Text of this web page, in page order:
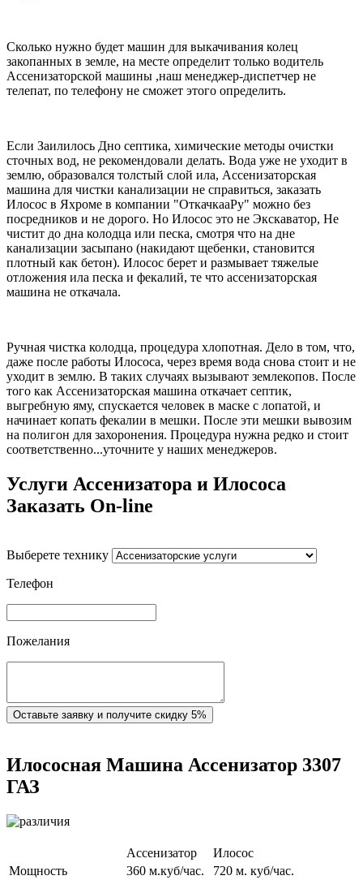
Сколько нужно будет машин для выкачивания колец
закопанных в земле, на месте определит только водитель
Ассенизаторской машины ,наш менеджер-диспетчер не
телепат, по телефону не сможет этого определить.
Если Заилилось Дно септика, химические методы очистки
сточных вод, не рекомендовали делать. Вода уже не уходит в
землю, образовался толстый слой ила, Ассенизаторская
машина для чистки канализации не справиться, заказать
Илосос в Яхроме в компании "ОткачкааРу" можно без
посредников и не дорого. Но Илосос это не Экскаватор, Не
чистит до дна колодца или песка, смотря что на дне
канализации засыпано (накидают щебенки, становится
плотный как бетон). Илосос берет и размывает тяжелые
отложения ила песка и фекалий, те что ассенизаторская
машина не откачала.
Ручная чистка колодца, процедура хлопотная. Дело в том, что,
даже после работы Илососа, через время вода снова стоит и не
уходит в землю. В таких случаях вызывают землекопов. После
того как Ассенизаторская машина откачает септик,
выгребную яму, спускается человек в маске с лопатой, и
начинает копать фекалии в мешки. После эти мешки вывозим
на полигон для захоронения. Процедура нужна редко и стоит
соответственно...уточните у наших менеджеров.
Услуги Ассенизатора и Илососа
Заказать On-line
Выберете технику
Телефон
Пожелания
Оставьте заявку и получите скидку 5%
Илососная Машина Ассенизатор 3307
ГАЗ
Ассенизатор
Илосос
Мощность
360 м.куб/час.
720 м. куб/час.